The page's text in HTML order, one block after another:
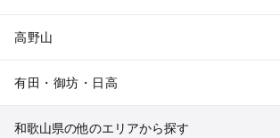
高野山
有田・御坊・日高
和歌山県の他のエリアから探す